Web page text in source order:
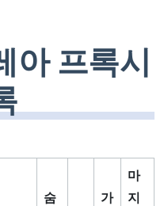
아 프록시
숨
가
마
지